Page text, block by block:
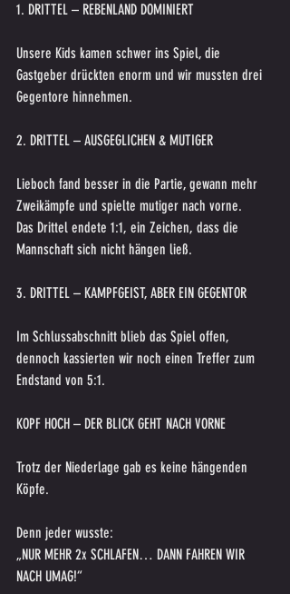
1. DRITTEL – REBENLAND DOMINIERT
Unsere Kids kamen schwer ins Spiel, die
Gastgeber drückten enorm und wir mussten drei
Gegentore hinnehmen.
2. DRITTEL – AUSGEGLICHEN & MUTIGER
Lieboch fand besser in die Partie, gewann mehr
Zweikämpfe und spielte mutiger nach vorne.
Das Drittel endete 1:1, ein Zeichen, dass die
Mannschaft sich nicht hängen ließ.
3. DRITTEL – KAMPFGEIST, ABER EIN GEGENTOR
Im Schlussabschnitt blieb das Spiel offen,
dennoch kassierten wir noch einen Treffer zum
Endstand von 5:1.
KOPF HOCH – DER BLICK GEHT NACH VORNE
Trotz der Niederlage gab es keine hängenden
Köpfe.
Denn jeder wusste:
„NUR MEHR 2x SCHLAFEN… DANN FAHREN WIR
NACH UMAG!“